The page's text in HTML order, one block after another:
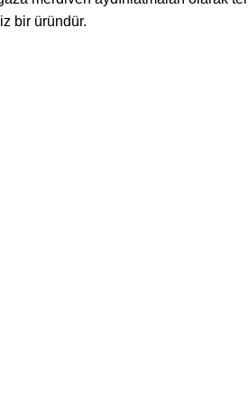
bir üründür.